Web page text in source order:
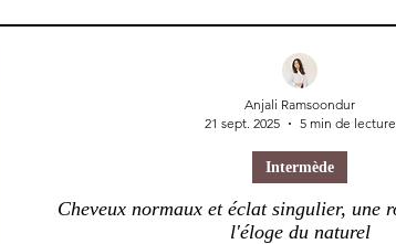
Cheveux normaux et éclat singulier, une
l'éloge du naturel
Intermède
Anjali Ramsoondur
21 sept. 2025
5 min de lecture